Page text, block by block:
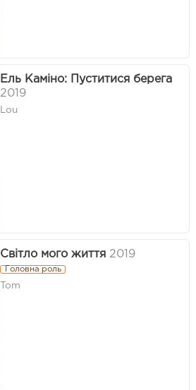
Ель Каміно: Пуститися берега
2019
Lou
Світло мого життя 2019
Головна роль
Tom